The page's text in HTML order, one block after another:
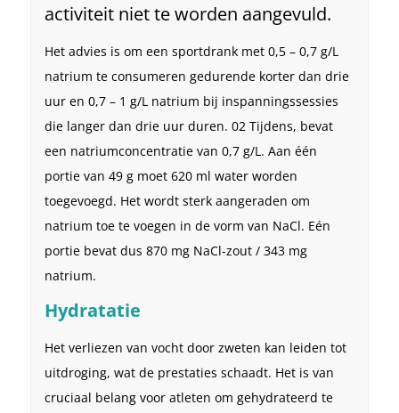
activiteit niet te worden aangevuld.
Het advies is om een ​​sportdrank met 0,5 – 0,7 g/L
natrium te consumeren gedurende korter dan drie
uur en 0,7 – 1 g/L natrium bij inspanningssessies
die langer dan drie uur duren. 02 Tijdens, bevat
een natriumconcentratie van 0,7 g/L. Aan één
portie van 49 g moet 620 ml water worden
toegevoegd. Het wordt sterk aangeraden om
natrium toe te voegen in de vorm van NaCl. Eén
portie bevat dus 870 mg NaCl-zout / 343 mg
natrium.
Hydratatie
Het verliezen van vocht door zweten kan leiden tot
uitdroging, wat de prestaties schaadt. Het is van
cruciaal belang voor atleten om gehydrateerd te